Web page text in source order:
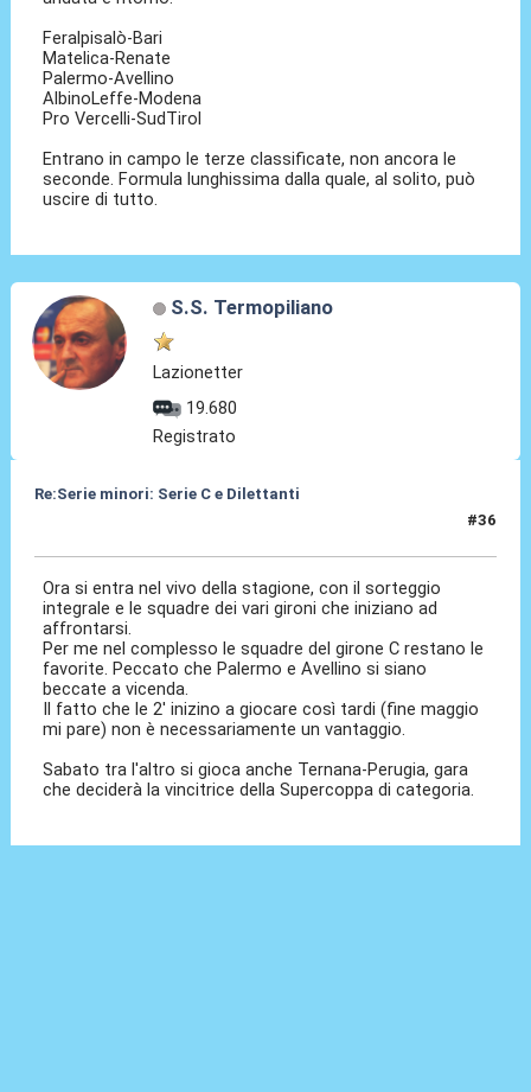
Feralpisalò-Bari
Matelica-Renate
Palermo-Avellino
AlbinoLeffe-Modena
Pro Vercelli-SudTirol
Entrano in campo le terze classificate, non ancora le
seconde. Formula lunghissima dalla quale, al solito, può
uscire di tutto.
S.S. Termopiliano
Lazionetter
19.680
Registrato
Re:Serie minori: Serie C e Dilettanti
#36
Ora si entra nel vivo della stagione, con il sorteggio
integrale e le squadre dei vari gironi che iniziano ad
affrontarsi.
Per me nel complesso le squadre del girone C restano le
favorite. Peccato che Palermo e Avellino si siano
beccate a vicenda.
Il fatto che le 2' inizino a giocare così tardi (fine maggio
mi pare) non è necessariamente un vantaggio.
Sabato tra l'altro si gioca anche Ternana-Perugia, gara
che deciderà la vincitrice della Supercoppa di categoria.